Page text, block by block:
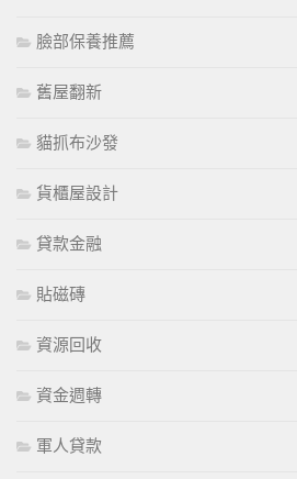
臉部保養推薦
舊屋翻新
貓抓布沙發
貨櫃屋設計
貸款金融
貼磁磚
資源回收
資金週轉
軍人貸款